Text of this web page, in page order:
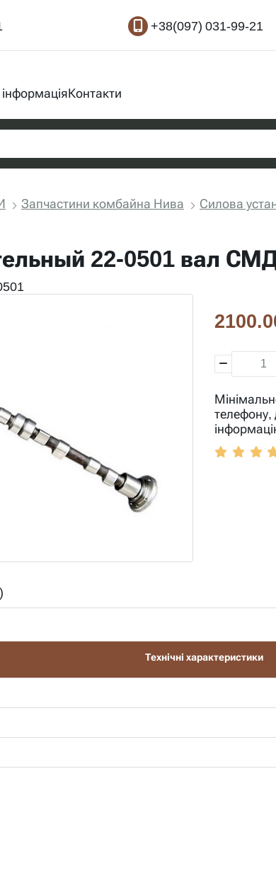
+38(097) 031-99-21
Контакти
Запчастини комбайна Нива Силова
22-0501 вал
телефону,
)
Технічні характеристики